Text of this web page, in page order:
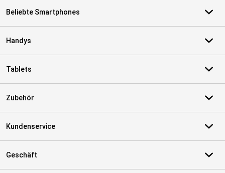
Beliebte Smartphones
Handys
Tablets
Zubehör
Kundenservice
Geschäft